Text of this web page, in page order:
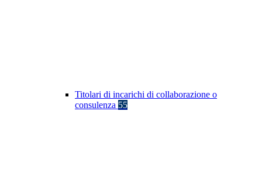
Titolari di incarichi di collaborazione o
consulenza 55